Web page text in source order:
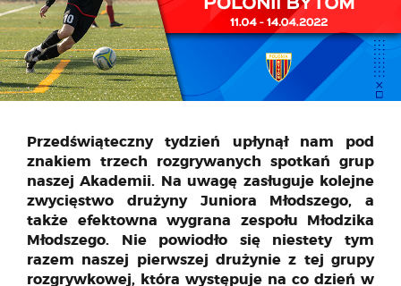
Przedświąteczny tydzień upłynął nam pod
znakiem trzech rozgrywanych spotkań grup
naszej Akademii. Na uwagę zasługuje kolejne
zwycięstwo drużyny Juniora Młodszego, a
także efektowna wygrana zespołu Młodzika
Młodszego. Nie powiodło się niestety tym
razem naszej pierwszej drużynie z tej grupy
rozgrywkowej, która występuje na co dzień w